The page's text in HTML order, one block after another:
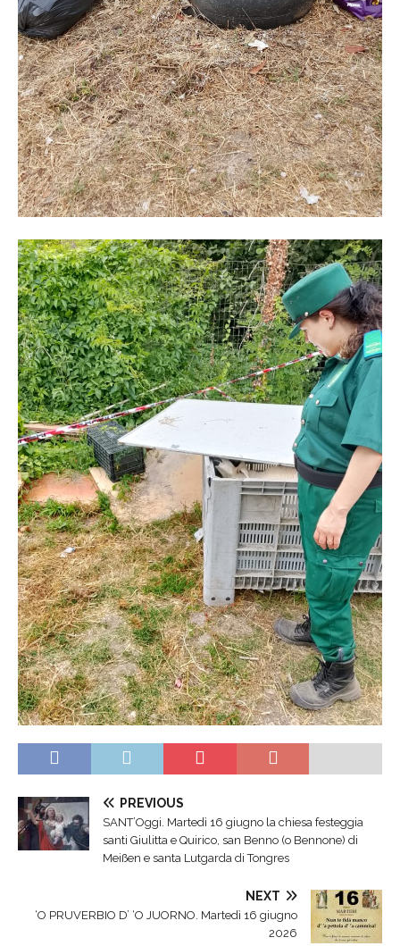
PREVIOUS
SANT’Oggi. Martedì 16 giugno la chiesa festeggia
santi Giulitta e Quirico, san Benno (o Bennone) di
Meißen e santa Lutgarda di Tongres
NEXT
‘O PRUVERBIO D’ ‘O JUORNO. Martedì 16 giugno
2026